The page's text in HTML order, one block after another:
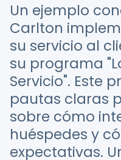
Un ejemplo
Carlton
su servicio al
su programa
Servicio". Este
pautas claras
sobre cómo
huéspedes y
expectativas.